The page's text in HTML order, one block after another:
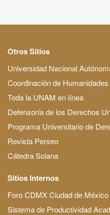
Otros Sitios
Universidad Nacional
Coordinación de
Toda la UNAM en línea
Defensoría de los Derechos
Programa Universitario de
Revista Perseo
Cátedra Solana
Sitios Internos
Foro CDMX Ciudad de México
Sistema de Productividad